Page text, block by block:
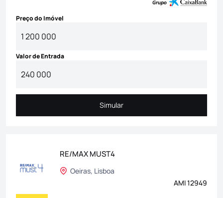
Preço do Imóvel
Valor de Entrada
Simular
Simular
RE/MAX MUST4
Oeiras, Lisboa
AMI 12949